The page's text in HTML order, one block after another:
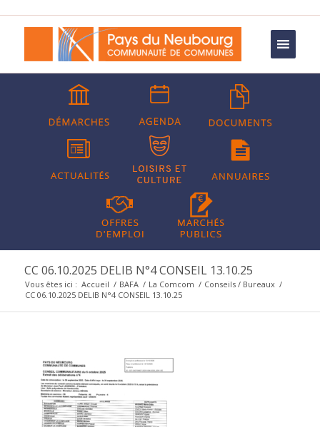
CC 06.10.2025 DELIB N°4 CONSEIL 13.10.25
Vous êtes ici : Accueil / BAFA / La Comcom / Conseils / Bureaux /
CC 06.10.2025 DELIB N°4 CONSEIL 13.10.25